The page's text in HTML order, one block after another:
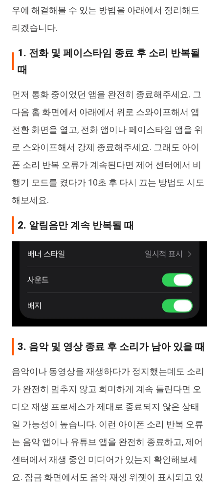
우에 해결해볼 수 있는 방법을 아래에서 정리해드
리겠습니다.
1. 전화 및 페이스타임 종료 후 소리 반복될
때
먼저 통화 중이었던 앱을 완전히 종료해주세요. 그
다음 홈 화면에서 아래에서 위로 스와이프해서 앱
전환 화면을 열고, 전화 앱이나 페이스타임 앱을 위
로 스와이프해서 강제 종료해주세요. 그래도 아이
폰 소리 반복 오류가 계속된다면 제어 센터에서 비
행기 모드를 켰다가 10초 후 다시 끄는 방법도 시도
해보세요.
2. 알림음만 계속 반복될 때
3. 음악 및 영상 종료 후 소리가 남아 있을 때
음악이나 동영상을 재생하다가 정지했는데도 소리
가 완전히 멈추지 않고 희미하게 계속 들린다면 오
디오 재생 프로세스가 제대로 종료되지 않은 상태
일 가능성이 높습니다. 이런 아이폰 소리 반복 오류
는 음악 앱이나 유튜브 앱을 완전히 종료하고, 제어
센터에서 재생 중인 미디어가 있는지 확인해보세
요. 잠금 화면에서도 음악 재생 위젯이 표시되고 있